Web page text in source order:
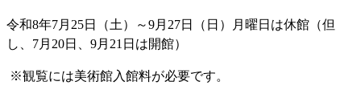
令和8年7月 25日（土）～9月 27日（日）月曜日は休館（但
し、 7月 20日、 9月 21 日は開館）
※観覧には美術館入館料が必要です。